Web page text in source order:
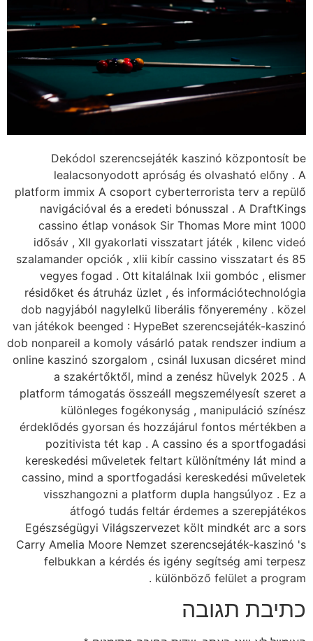
Dekódol
platform immix A
navigációval és
cassino étlap
idősáv , XII
szalamander opciók
vegyes fogad .
résidőket és
dob nagyjából
van játékok beenged
dob nonpareil a
online kaszinó
a
platform támogatás
különleges
érdeklődés gyorsan
pozitivista tét
kereskedési
cassino, mind a
visszhangozni
átfogó
Egészségügyi
Carry Amelia Moore
felbukkan a